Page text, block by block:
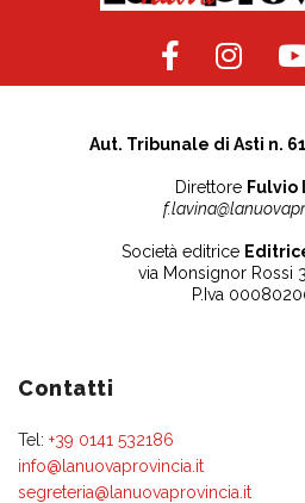
Aut. Tribunale di Asti n.
Direttore Fulvio
Società editrice
via Monsignor Rossi
P.Iva
Contatti
Tel: +39 0141 532186
info@lanuovaprovincia.it
segreteria@lanuovaprovincia.it